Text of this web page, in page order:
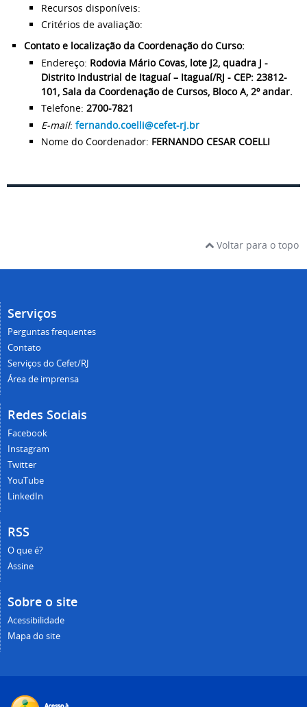
Recursos disponíveis:
Critérios de avaliação:
Contato e localização da Coordenação do Curso:
Endereço: Rodovia Mário Covas, lote J2, quadra J -
Distrito Industrial de Itaguaí – Itaguaí/RJ - CEP: 23812-
101, Sala da Coordenação de Cursos, Bloco A, 2º andar.
Telefone: 2700-7821
E-mail: fernando.coelli@cefet-rj.br
Nome do Coordenador: FERNANDO CESAR COELLI
Voltar para o topo
Serviços
Perguntas frequentes
Contato
Serviços do Cefet/RJ
Área de imprensa
Redes Sociais
Facebook
Instagram
Twitter
YouTube
LinkedIn
RSS
O que é?
Assine
Sobre o site
Acessibilidade
Mapa do site